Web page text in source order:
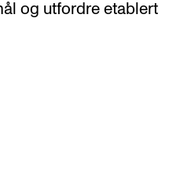
og utfordre etablert